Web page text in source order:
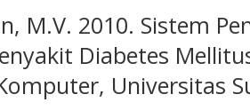
M.V. 2010. Sistem
Diabetes
Universitas